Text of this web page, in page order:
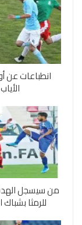
انطباعات عن
الأياب
للرمثا بشباك